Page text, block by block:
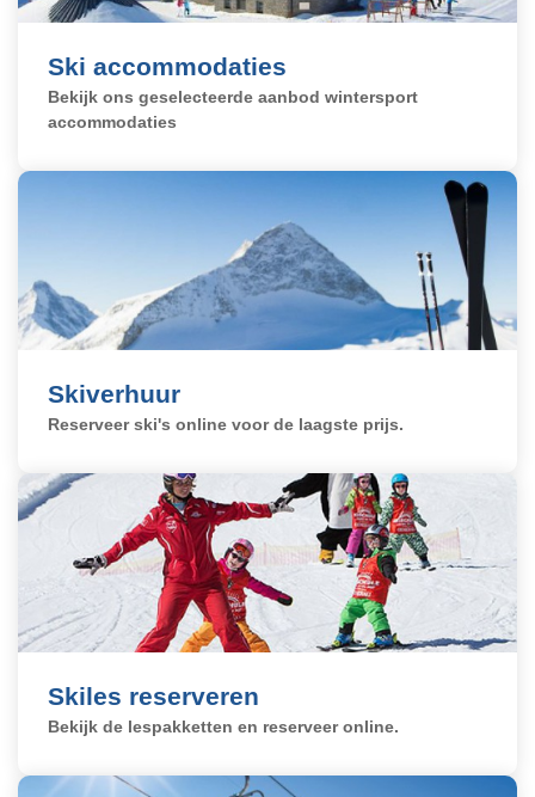
Ski accommodaties
Bekijk ons geselecteerde aanbod wintersport
accommodaties
Skiverhuur
Reserveer ski's online voor de laagste prijs.
Skiles reserveren
Bekijk de lespakketten en reserveer online.